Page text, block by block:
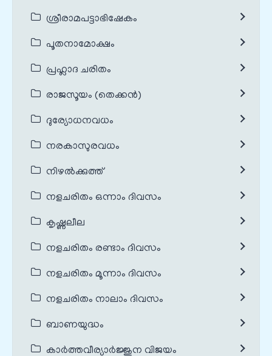
ശ്രീരാമപട്ടാഭിഷേകം
പൂതനാമോക്ഷം
പ്രഹ്ലാദ ചരിതം
രാജസൂയം (തെക്കൻ)
ദുര്യോധനവധം
നരകാസുരവധം
നിഴൽക്കുത്ത്
നളചരിതം ഒന്നാം ദിവസം
കൃഷ്ണലീല
നളചരിതം രണ്ടാം ദിവസം
നളചരിതം മൂന്നാം ദിവസം
നളചരിതം നാലാം ദിവസം
ബാണയുദ്ധം
കാർത്തവീര്യാർജ്ജുന വിജയം